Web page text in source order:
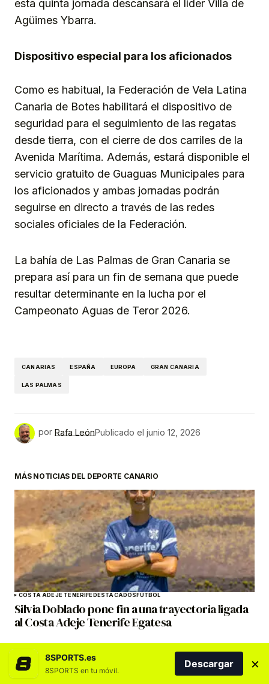
esta quinta jornada descansará el líder Villa de
Agüimes Ybarra.
Dispositivo especial para los aficionados
Como es habitual, la Federación de Vela Latina
Canaria de Botes habilitará el dispositivo de
seguridad para el seguimiento de las regatas
desde tierra, con el cierre de dos carriles de la
Avenida Marítima. Además, estará disponible el
servicio gratuito de Guaguas Municipales para
los aficionados y ambas jornadas podrán
seguirse en directo a través de las redes
sociales oficiales de la Federación.
La bahía de Las Palmas de Gran Canaria se
prepara así para un fin de semana que puede
resultar determinante en la lucha por el
Campeonato Aguas de Teror 2026.
CANARIAS ESPAÑA EUROPA GRAN CANARIA
LAS PALMAS
por Rafa LeónPublicado el junio 12, 2026
MÁS NOTICIAS DEL DEPORTE CANARIO
COSTA ADEJE TENERIFE DESTACADOS FÚTBOL
Silvia Doblado pone fin a una trayectoria ligada
al Costa Adeje Tenerife Egatesa
8SPORTS.es
8SPORTS en tu móvil.
Descargar ×